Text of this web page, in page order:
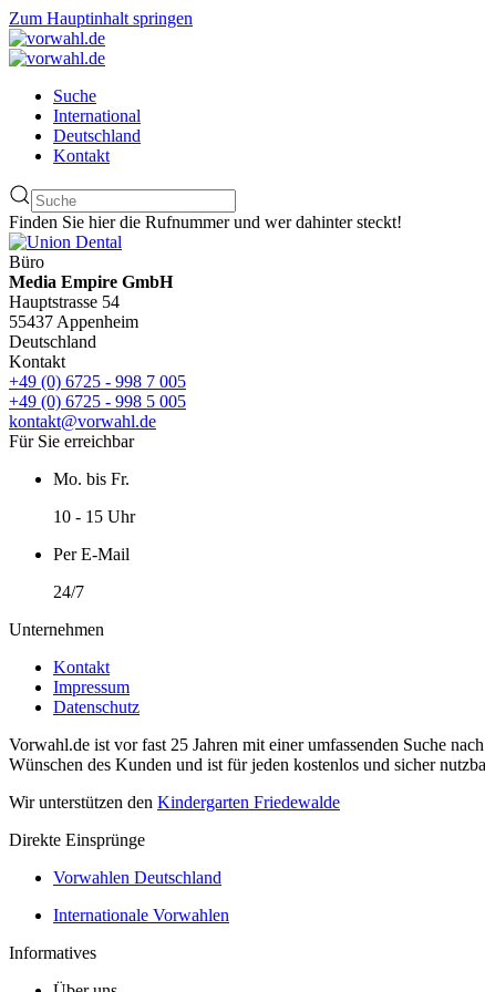
Zum Hauptinhalt springen
Suche
International
Deutschland
Kontakt
Finden Sie hier die Rufnummer und wer dahinter steckt!
Büro
Media Empire GmbH
Hauptstrasse 54
55437 Appenheim
Deutschland
Kontakt
+49 (0) 6725 - 998 7 005
+49 (0) 6725 - 998 5 005
kontakt@vorwahl.de
Für Sie erreichbar
Mo. bis Fr.
10 - 15 Uhr
Per E-Mail
24/7
Unternehmen
Kontakt
Impressum
Datenschutz
Vorwahl.de ist vor fast 25 Jahren mit einer umfassenden Suche
Wünschen des Kunden und ist für jeden kostenlos und sicher
Wir unterstützen den Kindergarten Friedewalde
Direkte Einsprünge
Vorwahlen Deutschland
Internationale Vorwahlen
Informatives